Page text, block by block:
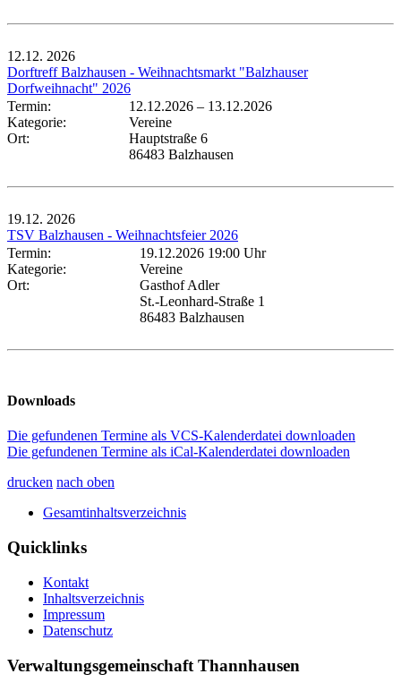
12.12. 2026
Dorftreff Balzhausen - Weihnachtsmarkt "Balzhauser
Dorfweihnacht" 2026
Termin:
12.12.2026 – 13.12.2026
Kategorie:
Vereine
Ort:
Hauptstraße 6
86483 Balzhausen
19.12. 2026
TSV Balzhausen - Weihnachtsfeier 2026
Termin:
19.12.2026 19:00 Uhr
Kategorie:
Vereine
Ort:
Gasthof Adler
St.-Leonhard-Straße 1
86483 Balzhausen
Downloads
Die gefundenen Termine als VCS-Kalenderdatei downloaden
Die gefundenen Termine als iCal-Kalenderdatei downloaden
drucken nach oben
Gesamtinhaltsverzeichnis
Quicklinks
Kontakt
Inhaltsverzeichnis
Impressum
Datenschutz
Verwaltungsgemeinschaft Thannhausen